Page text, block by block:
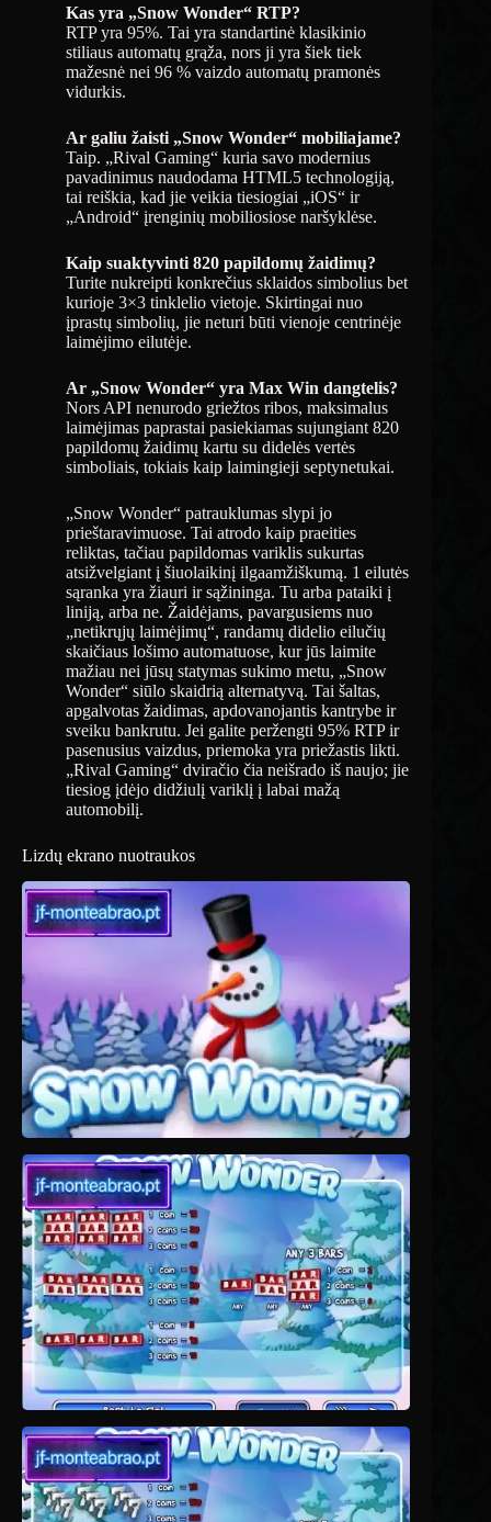
Kas yra „Snow Wonder“ RTP?
RTP yra 95%. Tai yra standartinė klasikinio
stiliaus automatų grąža, nors ji yra šiek tiek
mažesnė nei 96 % vaizdo automatų pramonės
vidurkis.
Ar galiu žaisti „Snow Wonder“ mobiliajame?
Taip. „Rival Gaming“ kuria savo modernius
pavadinimus naudodama HTML5 technologiją,
tai reiškia, kad jie veikia tiesiogiai „iOS“ ir
„Android“ įrenginių mobiliosiose naršyklėse.
Kaip suaktyvinti 820 papildomų žaidimų?
Turite nukreipti konkrečius sklaidos simbolius bet
kurioje 3×3 tinklelio vietoje. Skirtingai nuo
įprastų simbolių, jie neturi būti vienoje centrinėje
laimėjimo eilutėje.
Ar „Snow Wonder“ yra Max Win dangtelis?
Nors API nenurodo griežtos ribos, maksimalus
laimėjimas paprastai pasiekiamas sujungiant 820
papildomų žaidimų kartu su didelės vertės
simboliais, tokiais kaip laimingieji septynetukai.
„Snow Wonder“ patrauklumas slypi jo
prieštaravimuose. Tai atrodo kaip praeities
reliktas, tačiau papildomas variklis sukurtas
atsižvelgiant į šiuolaikinį ilgaamžiškumą. 1 eilutės
sąranka yra žiauri ir sąžininga. Tu arba pataiki į
liniją, arba ne. Žaidėjams, pavargusiems nuo
„netikrųjų laimėjimų“, randamų didelio eilučių
skaičiaus lošimo automatuose, kur jūs laimite
mažiau nei jūsų statymas sukimo metu, „Snow
Wonder“ siūlo skaidrią alternatyvą. Tai šaltas,
apgalvotas žaidimas, apdovanojantis kantrybe ir
sveiku bankrutu. Jei galite peržengti 95% RTP ir
pasenusius vaizdus, ​​​​priemoka yra priežastis likti.
„Rival Gaming“ dviračio čia neišrado iš naujo; jie
tiesiog įdėjo didžiulį variklį į labai mažą
automobilį.
Lizdų ekrano nuotraukos